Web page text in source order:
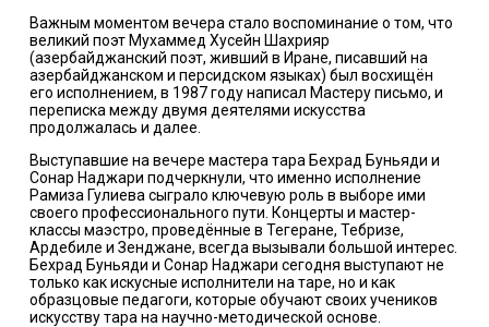
Важным моментом вечера стало воспоминание о том, что
великий поэт Мухаммед Хусейн Шахрияр
(азербайджанский поэт, живший в Иране, писавший на
азербайджанском и персидском языках) был восхищён
его исполнением, в 1987 году написал Мастеру письмо, и
переписка между двумя деятелями искусства
продолжалась и далее.
Выступавшие на вечере мастера тaрa Бехрад Буньяди и
Сонар Наджари подчеркнули, что именно исполнение
Рамиза Гулиева сыграло ключевую роль в выборе ими
своего профессионального пути. Концерты и мастер-
классы маэстро, проведённые в Тегеране, Тебризе,
Ардебиле и Зенджане, всегда вызывали большой интерес.
Бехрад Буньяди и Сонар Наджари сегодня выступают не
только как искусные исполнители на таре, но и как
образцовые педагоги, которые обучают своих учеников
искусству тaрa на научно-методической основе.